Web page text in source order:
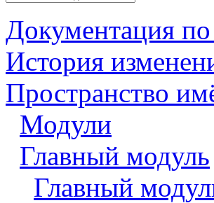
Документация
История
Пространство
Модули
Главный модуль
Главный